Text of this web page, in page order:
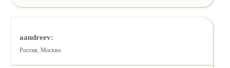
aandreev:
Россия, Москва